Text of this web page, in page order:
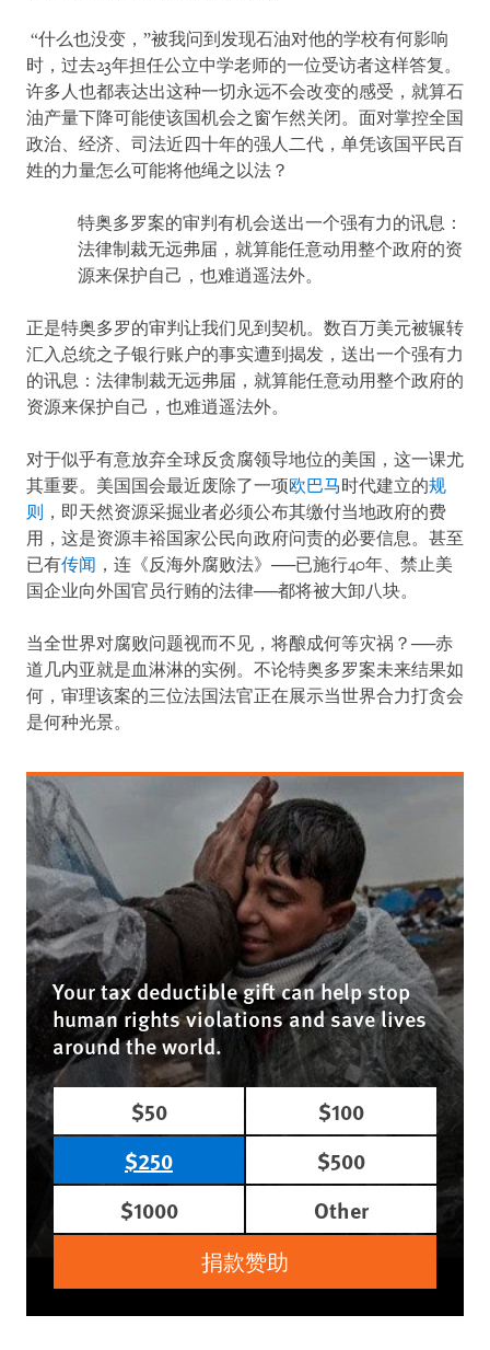
“什么也没变，”被我问到发现石油对他的学校有何影响
时，过去23年担任公立中学老师的一位受访者这样答复。
许多人也都表达出这种一切永远不会改变的感受，就算石
油产量下降可能使该国机会之窗乍然关闭。面对掌控全国
政治、经济、司法近四十年的强人二代，单凭该国平民百
姓的力量怎么可能将他绳之以法？
特奥多罗案的审判有机会送出一个强有力的讯息：
法律制裁无远弗届，就算能任意动用整个政府的资
源来保护自己，也难逍遥法外。
正是特奥多罗的审判让我们见到契机。数百万美元被辗转
汇入总统之子银行账户的事实遭到揭发，送出一个强有力
的讯息：法律制裁无远弗届，就算能任意动用整个政府的
资源来保护自己，也难逍遥法外。
对于似乎有意放弃全球反贪腐领导地位的美国，这一课尤
其重要。美国国会最近废除了一项欧巴马时代建立的规
则 ，即天然资源采掘业者必须公布其缴付当地政府的费
用，这是资源丰裕国家公民向政府问责的必要信息。甚至
已有传闻 ，连《反海外腐败法》──已施行40年、禁止美
国企业向外国官员行贿的法律──都将被大卸八块。
当全世界对腐败问题视而不见，将酿成何等灾祸？──赤
道几内亚就是血淋淋的实例。不论特奥多罗案未来结果如
何，审理该案的三位法国法官正在展示当世界合力打贪会
是何种光景。
Your tax deductible gift can help stop
human rights violations and save lives
around the world.
$50
$100
$250
$500
$1000
Other
捐款赞助